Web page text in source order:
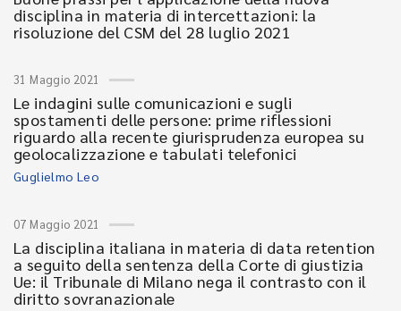
disciplina in materia di intercettazioni: la
risoluzione del CSM del 28 luglio 2021
31 Maggio 2021
Le indagini sulle comunicazioni e sugli
spostamenti delle persone: prime riflessioni
riguardo alla recente giurisprudenza europea su
geolocalizzazione e tabulati telefonici
Guglielmo Leo
07 Maggio 2021
La disciplina italiana in materia di data retention
a seguito della sentenza della Corte di giustizia
Ue: il Tribunale di Milano nega il contrasto con il
diritto sovranazionale